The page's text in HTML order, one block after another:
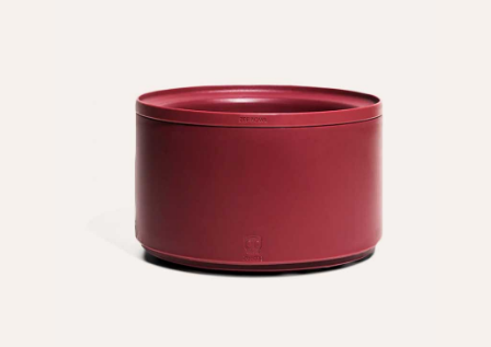
Оплата и доставка
Контакты